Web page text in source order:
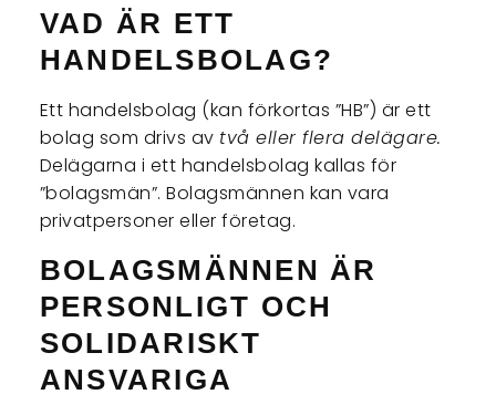
VAD ÄR ETT
HANDELSBOLAG?
Ett handelsbolag (kan förkortas ”HB”) är ett
bolag som drivs av två eller flera delägare.
Delägarna i ett handelsbolag kallas för
”bolagsmän”. Bolagsmännen kan vara
privatpersoner eller företag.
BOLAGSMÄNNEN ÄR
PERSONLIGT OCH
SOLIDARISKT
ANSVARIGA